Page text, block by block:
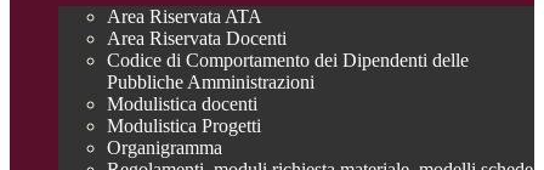
Area Riservata ATA
Area Riservata Docenti
Codice di Comportamento dei Dipendenti delle
Pubbliche Amministrazioni
Modulistica docenti
Modulistica Progetti
Organigramma